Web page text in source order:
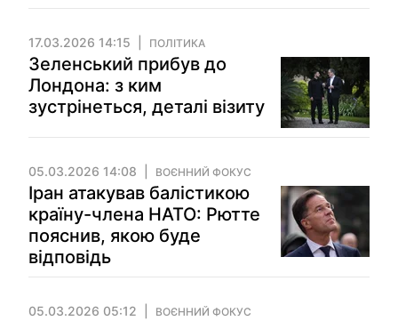
17.03.2026 14:15 ПОЛІТИКА
Зеленський прибув до
Лондона: з ким
зустрінеться, деталі візиту
05.03.2026 14:08 ВОЄННИЙ ФОКУС
Іран атакував балістикою
країну-члена НАТО: Рютте
пояснив, якою буде
відповідь
05.03.2026 05:12 ВОЄННИЙ ФОКУС